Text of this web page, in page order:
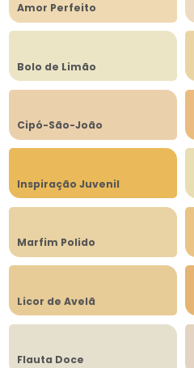
Amor Perfeito
Bolo de Limão
Cipó-São-João
Inspiração Juvenil
Marfim Polido
Licor de Avelã
Flauta Doce